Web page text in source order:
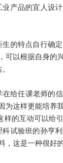
产品的宜人设
的特点自行确
可以根据自身的
给任课老师的
为这样更能培养
的互动可以给
试验班的孙亨
，这是一种很好